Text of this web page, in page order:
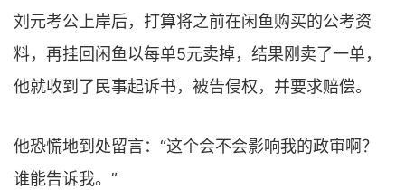
刘元考公上岸后，打算将之前在闲鱼购买的公考资
料，再挂回闲鱼以每单5元卖掉，结果刚卖了一单，
他就收到了民事起诉书，被告侵权，并要求赔偿。
他恐慌地到处留言：“这个会不会影响我的政审啊？
谁能告诉我。”